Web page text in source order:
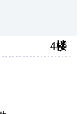
4楼